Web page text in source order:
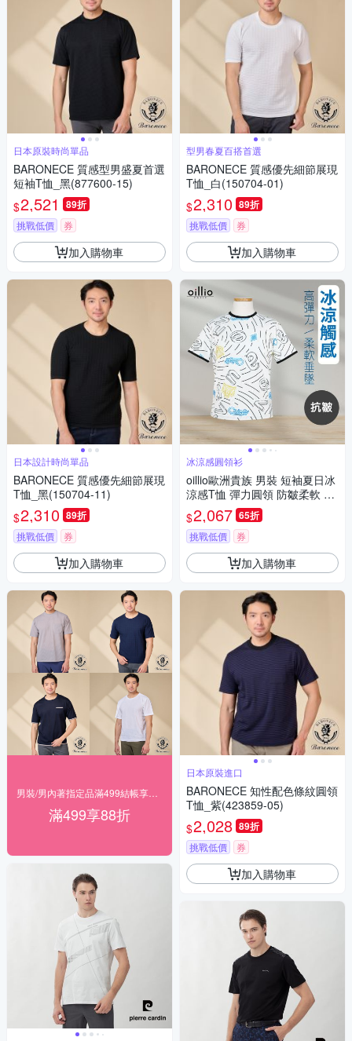
日本原裝時尚單品
BARONECE 質感型男盛夏首選
短袖T恤_黑(877600-15)
$2,521 89折
挑戰低價 券
加入購物車
日本設計時尚單品
BARONECE 質感優先細節展現
T恤_黑(150704-11)
$2,310 89折
挑戰低價 券
加入購物車
滿499享88折
型男春夏百搭首選
BARONECE 質感優先細節展現
T恤_白(150704-01)
$2,310 89折
挑戰低價 券
加入購物車
冰涼感圓領衫
oillio歐洲貴族 男裝 短袖夏日冰
涼感T恤 彈力圓領 防皺柔軟 滿
版 白色 法國品牌
$2,067 65折
挑戰低價 券
加入購物車
日本原裝進口
BARONECE 知性配色條紋圓領
T恤_紫(423859-05)
$2,028 89折
挑戰低價 券
加入購物車